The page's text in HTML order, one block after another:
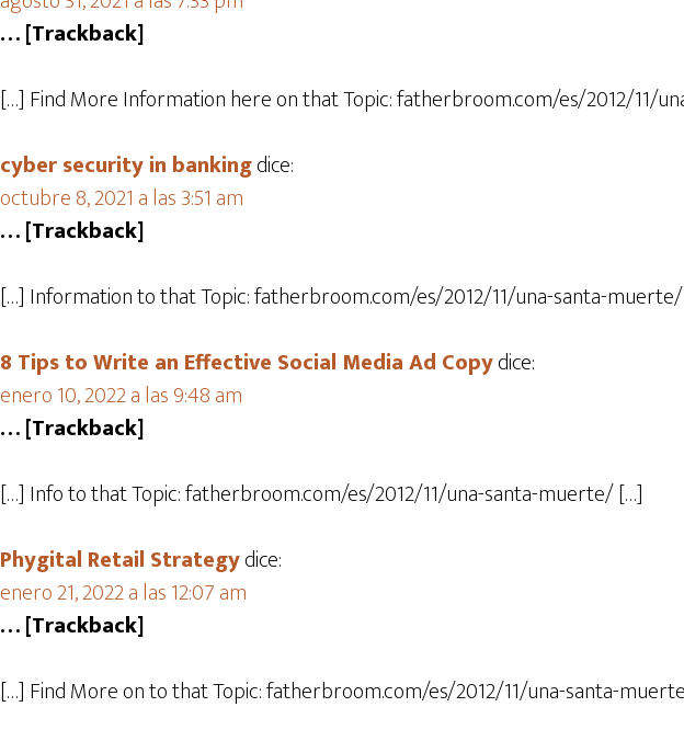
… [Trackback]
[…] Find More Information here on that Topic: fatherbroom.com/es/2012/11/
cyber security in bankingdice:
octubre 8, 2021 a las 3:51 am
… [Trackback]
[…] Information to that Topic: fatherbroom.com/es/2012/11/una-santa-
8 Tips to Write an Effective Social Media Ad Copydice:
enero 10, 2022 a las 9:48 am
… [Trackback]
[…] Info to that Topic: fatherbroom.com/es/2012/11/una-santa-muerte/ […]
Phygital Retail Strategydice:
enero 21, 2022 a las 12:07 am
… [Trackback]
[…] Find More on to that Topic: fatherbroom.com/es/2012/11/una-santa-